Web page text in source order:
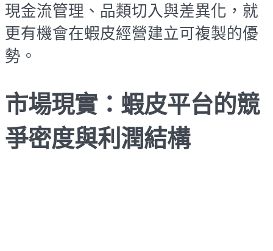
現金流管理、品類切入與差異化，就
更有機會在蝦皮經營建立可複製的優
勢。
市場現實：蝦皮平台的競
爭密度與利潤結構